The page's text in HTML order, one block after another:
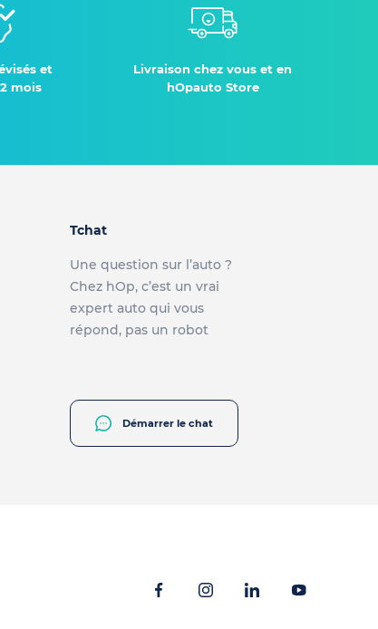
et
mois
Livraison chez vous et en
hOpauto Store
Tchat
Une question sur l’auto ?
Chez hOp, c’est un vrai
expert auto qui vous
répond, pas un robot
Démarrer le chat